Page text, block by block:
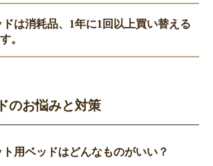
犬は床など冷たい場所で体をのばして寝るこ
を使い分け、愛犬の快適さを確保しましょ
勧めします。
ー付きや、洗濯機で洗える素材を使用したベ
は消耗品、1年に1回以上買い替える
。
ロになったり、犬の習性で寝床を整えるため
を考え、必要に応じて定期的にベッドを買い
のお悩みと対策
用ベッドはどんなものがいい？